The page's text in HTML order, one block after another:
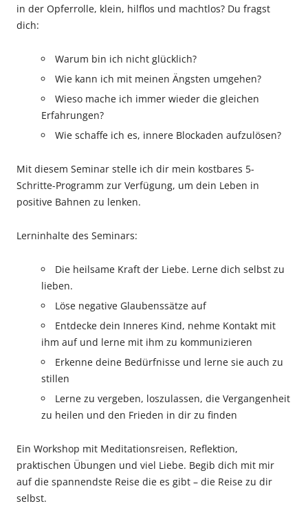
in der Opferrolle, klein, hilflos und machtlos? Du fragst
dich:
Warum bin ich nicht glücklich?
Wie kann ich mit meinen Ängsten umgehen?
Wieso mache ich immer wieder die gleichen
Erfahrungen?
Wie schaffe ich es, innere Blockaden aufzulösen?
Mit diesem Seminar stelle ich dir mein kostbares 5-
Schritte-Programm zur Verfügung, um dein Leben in
positive Bahnen zu lenken.
Lerninhalte des Seminars:
Die heilsame Kraft der Liebe. Lerne dich selbst zu
lieben.
Löse negative Glaubenssätze auf
Entdecke dein Inneres Kind, nehme Kontakt mit
ihm auf und lerne mit ihm zu kommunizieren
Erkenne deine Bedürfnisse und lerne sie auch zu
stillen
Lerne zu vergeben, loszulassen, die Vergangenheit
zu heilen und den Frieden in dir zu finden
Ein Workshop mit Meditationsreisen, Reflektion,
praktischen Übungen und viel Liebe. Begib dich mit mir
auf die spannendste Reise die es gibt – die Reise zu dir
selbst.